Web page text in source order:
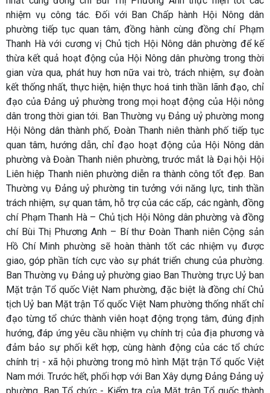
nhiệm vụ công tác. Đối với Ban Chấp hành Hội Nông dân
phường tiếp tục quan tâm, đồng hành cùng đồng chí Phạm
Thanh Hà với cương vị Chủ tịch Hội Nông dân phường để kế
thừa kết quả hoạt động của Hội Nông dân phường trong thời
gian vừa qua, phát huy hơn nữa vai trò, trách nhiệm, sự đoàn
kết thống nhất, thực hiện, hiện thực hoá tinh thần lãnh đạo, chỉ
đạo của Đảng uỷ phường trong mọi hoạt động của Hội nông
dân trong thời gian tới. Ban Thường vụ Đảng uỷ phường mong
Hội Nông dân thành phố, Đoàn Thanh niên thành phố tiếp tục
quan tâm, hướng dẫn, chỉ đạo hoạt động của Hội Nông dân
phường và Đoàn Thanh niên phường, trước mắt là Đại hội Hội
Liên hiệp Thanh niên phường diễn ra thành công tốt đẹp. Ban
Thường vụ Đảng uỷ phường tin tưởng với năng lực, tinh thần
trách nhiệm, sự quan tâm, hỗ trợ của các cấp, các ngành, đồng
chí Phạm Thanh Hà – Chủ tịch Hội Nông dân phường và đồng
chí Bùi Thị Phương Anh – Bí thư Đoàn Thanh niên Cộng sản
Hồ Chí Minh phường sẽ hoàn thành tốt các nhiệm vụ được
giao, góp phần tích cực vào sự phát triển chung của phường.
Ban Thường vụ Đảng uỷ phường giao Ban Thường trực Uỷ ban
Mặt trận Tổ quốc Việt Nam phường, đặc biệt là đồng chí Chủ
tịch Uỷ ban Mặt trận Tổ quốc Việt Nam phường thống nhất chỉ
đạo từng tổ chức thành viên hoạt động trọng tâm, đúng định
hướng, đáp ứng yêu cầu nhiệm vụ chính trị của địa phương và
đảm bảo sự phối kết hợp, cùng hành động của các tổ chức
chính trị - xã hội phường trong mô hình Mặt trận Tổ quốc Việt
Nam mới. Trước hết, phối hợp với Ban Xây dựng Đảng Đảng uỷ